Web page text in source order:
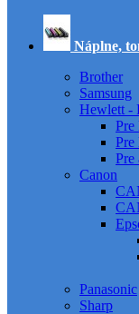
Náplne,
Brother
Samsung
Hewlett -
Pre
Pre
Pre
Canon
Panasonic
Sharp